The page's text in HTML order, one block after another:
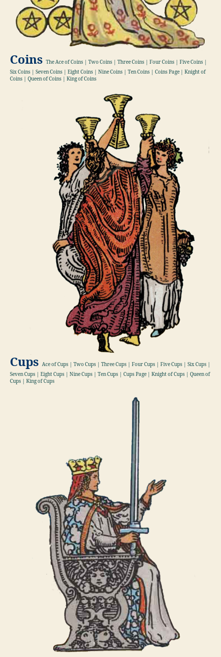
Coins The Ace of Coins | Two Coins | Three Coins | Four Coins | Five Coins |
Six Coins | Seven Coins | Eight Coins | Nine Coins | Ten Coins | Coins Page | Knight of
Coins | Queen of Coins | King of Coins
Cups Ace of Cups | Two Cups | Three Cups | Four Cups | Five Cups | Six Cups |
Seven Cups | Eight Cups | Nine Cups | Ten Cups | Cups Page | Knight of Cups | Queen of
Cups | King of Cups